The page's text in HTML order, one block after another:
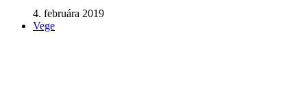
4. februára 2019
Vege